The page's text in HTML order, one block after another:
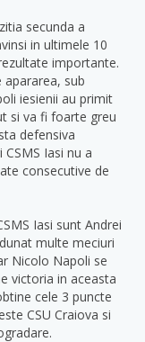
secunda a
in ultimele 10
importante.
sub
iesienii au primit
si va fi foarte greu
defensiva
Iasi nu a
consecutive de
Iasi sunt Andrei
multe meciuri
Nicolo Napoli se
victoria in aceasta
cele 3 puncte
CSU Craiova si